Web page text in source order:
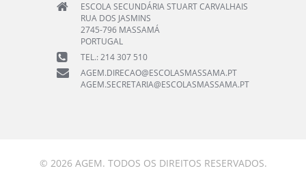
ESCOLA SECUNDÁRIA STUART CARVALHAIS
RUA DOS JASMINS
2745-796 MASSAMÁ
PORTUGAL
TEL.: 214 307 510
AGEM.DIRECAO@ESCOLASMASSAMA.PT
AGEM.SECRETARIA@ESCOLASMASSAMA.PT
© 2026 AGEM. TODOS OS DIREITOS RESERVADOS.